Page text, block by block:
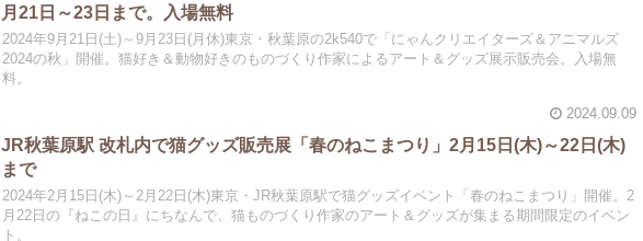
月21日～23日まで。入場無料
2024年9月21日(土)～9月23日(月休)東京・秋葉原の2k540で「にゃんクリエイターズ＆アニマルズ
2024の秋」開催。猫好き＆動物好きのものづくり作家によるアート＆グッズ展示販売会。入場無
料。
2024.09.09
JR秋葉原駅 改札内で猫グッズ販売展「春のねこまつり」2月15日(木)～22日(木)
まで
2024年2月15日(木)～2月22日(木)東京・JR秋葉原駅で猫グッズイベント「春のねこまつり」開催。2
月22日の『ねこの日』にちなんで、猫ものづくり作家のアート＆グッズが集まる期間限定のイベン
ト。